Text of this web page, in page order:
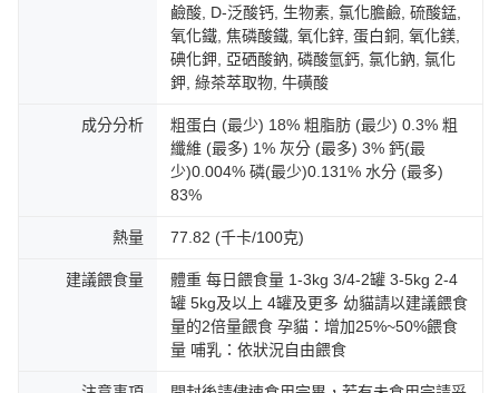
鹼酸, D-泛酸钙, 生物素, 氯化膽鹼, 硫酸錳,
氧化鐵, 焦磷酸鐵, 氧化鋅, 蛋白銅, 氧化鎂,
碘化鉀, 亞硒酸鈉, 磷酸氫鈣, 氯化鈉, 氯化
鉀, 綠茶萃取物, 牛磺酸
成分分析
粗蛋白 (最少) 18% 粗脂肪 (最少) 0.3% 粗
纖維 (最多) 1% 灰分 (最多) 3% 鈣(最
少)0.004% 磷(最少)0.131% 水分 (最多)
83%
熱量 77.82 (千卡/100克)
建議餵食量
體重 每日餵食量 1-3kg 3/4-2罐 3-5kg 2-4
罐 5kg及以上 4罐及更多 幼貓請以建議餵食
量的2倍量餵食 孕貓：增加25%~50%餵食
量 哺乳：依狀況自由餵食